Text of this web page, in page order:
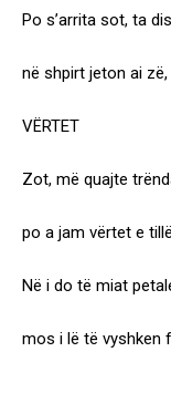
Po s’arrita sot, ta
në shpirt jeton ai zë,
VËRTET
Zot, më quajte
po a jam vërtet e
Në i do të miat
mos i lë të vyshken